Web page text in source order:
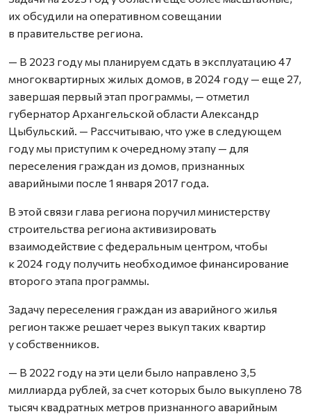
их обсудили на оперативном совещании
в правительстве региона.
— В 2023 году мы планируем сдать в эксплуатацию 47
многоквартирных жилых домов, в 2024 году — еще 27,
завершая первый этап программы, — отметил
губернатор Архангельской области Александр
Цыбульский. — Рассчитываю, что уже в следующем
году мы приступим к очередному этапу — для
переселения граждан из домов, признанных
аварийными после 1 января 2017 года.
В этой связи глава региона поручил министерству
строительства региона активизировать
взаимодействие с федеральным центром, чтобы
к 2024 году получить необходимое финансирование
второго этапа программы.
Задачу переселения граждан из аварийного жилья
регион также решает через выкуп таких квартир
у собственников.
— В 2022 году на эти цели было направлено 3,5
миллиарда рублей, за счет которых было выкуплено 78
тысяч квадратных метров признанного аварийным